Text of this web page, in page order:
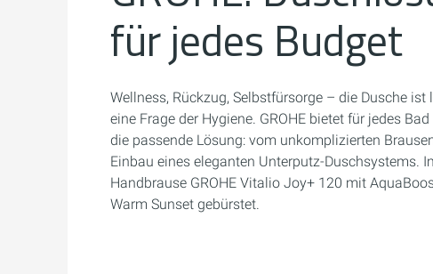
für jedes Budget
Wellness, Rückzug, Selbstfürsorge – die Dusche
eine Frage der Hygiene. GROHE bietet für jedes
die passende Lösung: vom unkomplizierten
Einbau eines eleganten Unterputz-Duschsystems.
Handbrause GROHE Vitalio Joy+ 120 mit
Warm Sunset gebürstet.